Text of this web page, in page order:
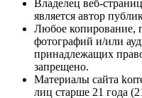
Владелец веб-
является автор
Любое копирование,
фотографий и/или
принадлежащих
запрещено.
Материалы сайта
лиц старше 21 года